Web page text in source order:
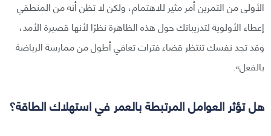
الأولى من التمرين أمر مثير للاهتمام، ولكن لا تظن أنه من المنطقي
إعطاء الأولوية لتدريباتك حول هذه الظاهرة نظرًا لأنها قصيرة الأمد،
وقد تجد نفسك تنتظر قضاء فترات تعافي أطول من ممارسة الرياضة
بالفعل».
هل تؤثر العوامل المرتبطة بالعمر في استهلاك الطاقة؟